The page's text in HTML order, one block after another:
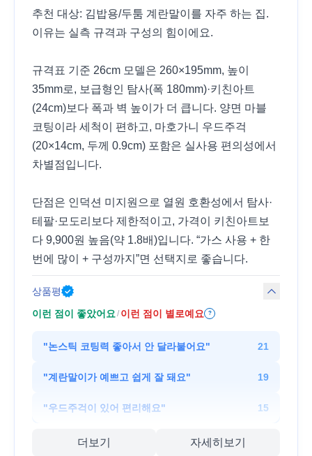
추천 대상: 김밥용/두툼 계란말이를 자주 하는 집.
이유는 실측 규격과 구성의 힘이에요.
규격표 기준 26cm 모델은 260×195mm, 높이
35mm로, 보급형인 탐사(폭 180mm)·키친아트
(24cm)보다 폭과 벽 높이가 더 큽니다. 양면 마블
코팅이라 세척이 편하고, 마호가니 우드주걱
(20×14cm, 두께 0.9cm) 포함은 실사용 편의성에서
차별점입니다.
단점은 인덕션 미지원으로 열원 호환성에서 탐사·
테팔·모도리보다 제한적이고, 가격이 키친아트보
다 9,900원 높음(약 1.8배)입니다. “가스 사용 + 한
번에 많이 + 구성까지”면 선택지로 좋습니다.
상품평
이런 점이 좋았어요 / 이런 점이 별로예요 ?
"논스틱 코팅력 좋아서 안 달라붙어요" 21
"계란말이가 예쁘고 쉽게 잘 돼요" 19
"우드주걱이 있어 편리해요" 15
더보기 자세히보기